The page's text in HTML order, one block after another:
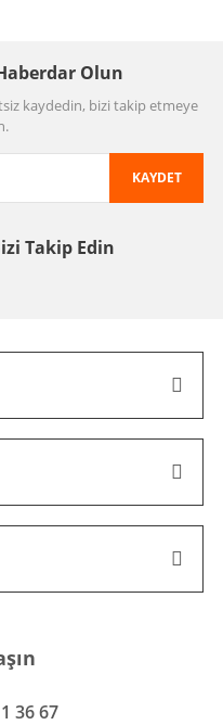
Olun
kaydedin, bizi takip etmeye
KAYDET
Takip Edin
36 67